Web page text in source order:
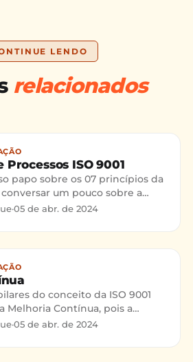
LENDO
relacionados
ISO 9001
papo sobre os 07 princípios da
um pouco sobre a
Vamos analisar o que a
·05 de abr. de 2024
do conceito da ISO 9001
Melhoria Contínua, pois a
à história do ser humano.
·05 de abr. de 2024